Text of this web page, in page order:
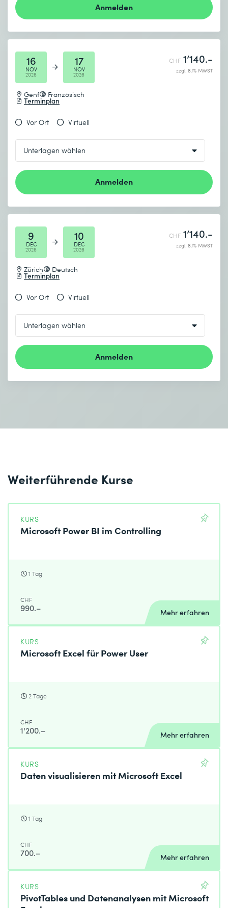
Anmelden
16
NOV
2026
17
NOV
2026
Genf Französisch
Terminplan
CHF 1’140.-
zzgl. 8.1% MWST
Vor Ort Virtuell
Anmelden
9
DEC
2026
10
DEC
2026
Zürich Deutsch
Terminplan
CHF 1’140.-
zzgl. 8.1% MWST
Vor Ort Virtuell
Anmelden
Weiterführende Kurse
KURS
Microsoft Power BI im Controlling
1 Tag
CHF
990.– Mehr erfahren
KURS
Microsoft Excel für Power User
2 Tage
CHF
1'200.– Mehr erfahren
KURS
Daten visualisieren mit Microsoft Excel
1 Tag
CHF
700.– Mehr erfahren
KURS
PivotTables und Datenanalysen mit Microsoft